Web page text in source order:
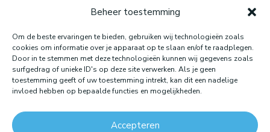
Beheer toestemming
Om de beste ervaringen te bieden, gebruiken wij technologieën zoals
cookies om informatie over je apparaat op te slaan en/of te raadplegen.
Door in te stemmen met deze technologieën kunnen wij gegevens zoals
surfgedrag of unieke ID's op deze site verwerken. Als je geen
toestemming geeft of uw toestemming intrekt, kan dit een nadelige
invloed hebben op bepaalde functies en mogelijkheden.
Accepteren
Website gemaakt door: LOEQ